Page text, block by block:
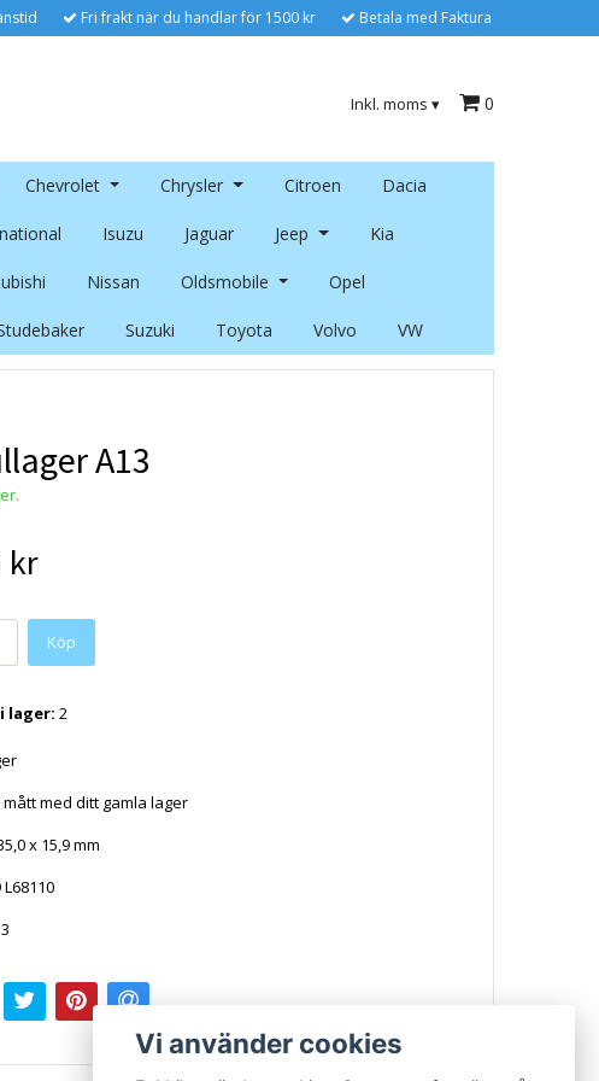
Fri frakt när du handlar för 1500 kr Betala med Faktura
Inkl. moms ▾ 0
Chevrolet Chrysler Citroen Dacia
Isuzu Jaguar Jeep Kia
Nissan Oldsmobile Opel
Suzuki Toyota Volvo VW
A13
kr
lager: 2
mått med ditt gamla lager
x 15,9 mm
L68110
Vi använder cookies